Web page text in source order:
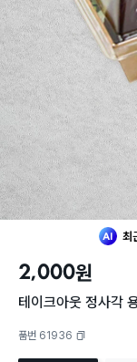
최
2,000원
테이크아웃 정사각
품번 61936